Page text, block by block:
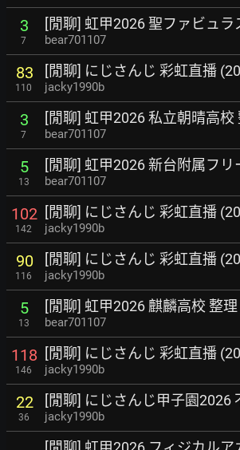
3
7
[閒聊] 虹甲2026 聖ファビュラ
bear701107
83
110
[閒聊] にじさんじ 彩虹直播
jacky1990b
3
7
[閒聊] 虹甲2026 私立朝晴高校
bear701107
5
13
[閒聊] 虹甲2026 新台附属フリ
bear701107
102
142
[閒聊] にじさんじ 彩虹直播
jacky1990b
90
116
[閒聊] にじさんじ 彩虹直播
jacky1990b
5
13
[閒聊] 虹甲2026 麒麟高校 整理
bear701107
118
146
[閒聊] にじさんじ 彩虹直播
jacky1990b
22
36
[閒聊] にじさんじ甲子園2026
jacky1990b